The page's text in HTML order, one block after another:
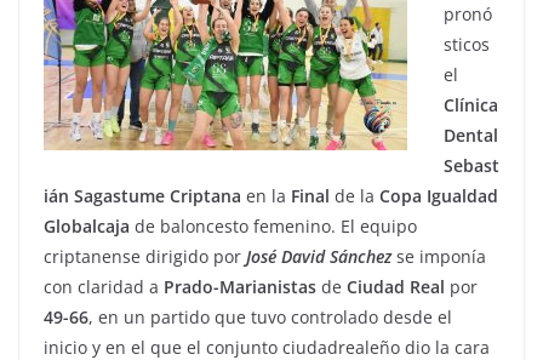
pronó
sticos
el
Clínica
Dental
Sebast
ián Sagastume Criptana en la Final de la Copa Igualdad
Globalcaja de baloncesto femenino. El equipo
criptanense dirigido por José David Sánchezse imponía
con claridad a Prado-Marianistas de Ciudad Real por
49-66, en un partido que tuvo controlado desde el
inicio y en el que el conjunto ciudadrealeño dio la cara